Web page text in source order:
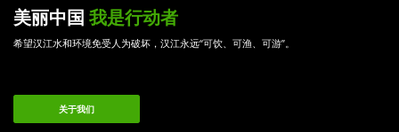
美丽中国 我是行动者
希望汉江水和环境免受人为破坏，汉江永远“可饮、可渔、可游”。
关于我们